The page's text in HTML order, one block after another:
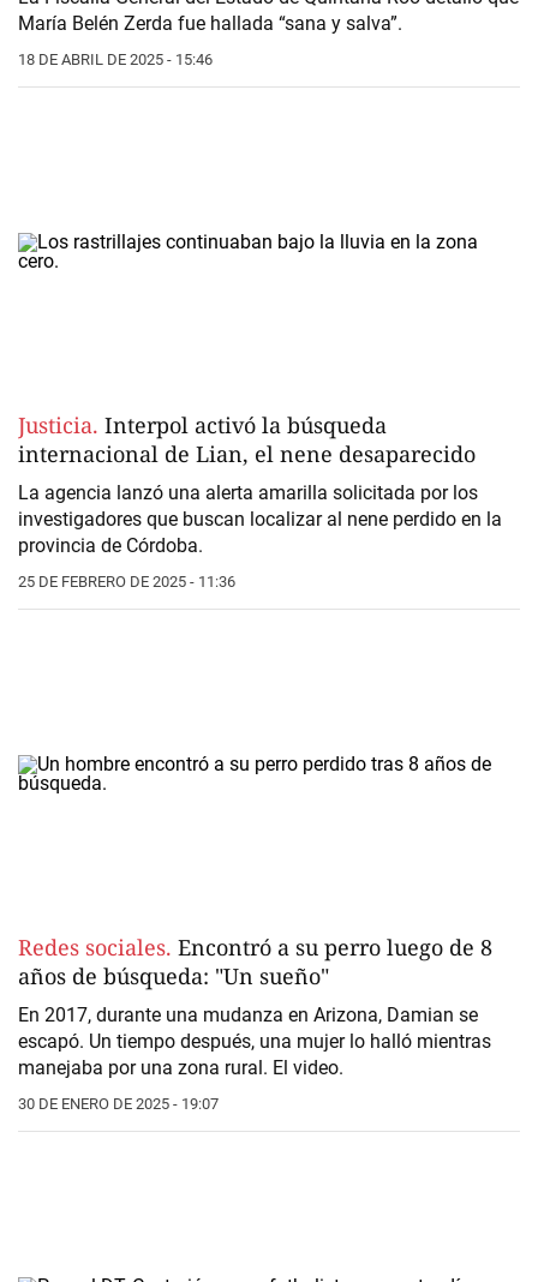
María Belén Zerda fue hallada “sana y salva”.
18 DE ABRIL DE 2025 - 15:46
Justicia. Interpol activó la búsqueda
internacional de Lian, el nene desaparecido
La agencia lanzó una alerta amarilla solicitada por los
investigadores que buscan localizar al nene perdido en la
provincia de Córdoba.
25 DE FEBRERO DE 2025 - 11:36
Redes sociales. Encontró a su perro luego de 8
años de búsqueda: "Un sueño"
En 2017, durante una mudanza en Arizona, Damian se
escapó. Un tiempo después, una mujer lo halló mientras
manejaba por una zona rural. El video.
30 DE ENERO DE 2025 - 19:07